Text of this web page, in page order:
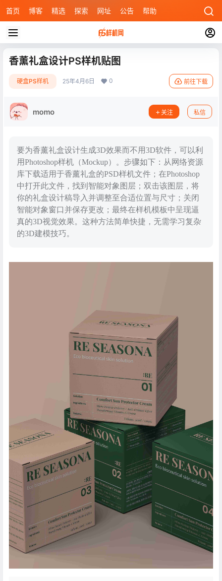
首页 博客 精选 探索 网址 公告 帮助
香薰礼盒设计PS样机贴图
硬盒PS样机 25年4月6日 0 前往下载
momo 关注 私信
要为香薰礼盒设计生成3D效果而不用3D软件，可以利
用Photoshop样机（Mockup）。步骤如下：从网络资源
库下载适用于香薰礼盒的PSD样机文件；在Photoshop
中打开此文件，找到智能对象图层；双击该图层，将
你的礼盒设计稿导入并调整至合适位置与尺寸；关闭
智能对象窗口并保存更改；最终在样机模板中呈现逼
真的3D视觉效果。这种方法简单快捷，无需学习复杂
的3D建模技巧。